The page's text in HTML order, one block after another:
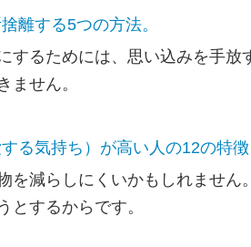
離する5つの方法。
するためには、思い込みを手放
ません。
る気持ち）が高い人の12の特徴
を減らしにくいかもしれません
とするからです。